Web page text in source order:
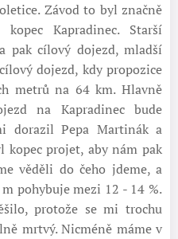
Závod to byl značně
Kapradinec. Starší
pak cílový dojezd, mladší
dojezd, kdy propozice
metrů na 64 km. Hlavně
na Kapradinec bude
dorazil Pepa Martinák a
kopec projet, aby nám pak
věděli do čeho jdeme, a
pohybuje mezi 12 - 14 %.
protože se mi trochu
mrtvý. Nicméně máme v